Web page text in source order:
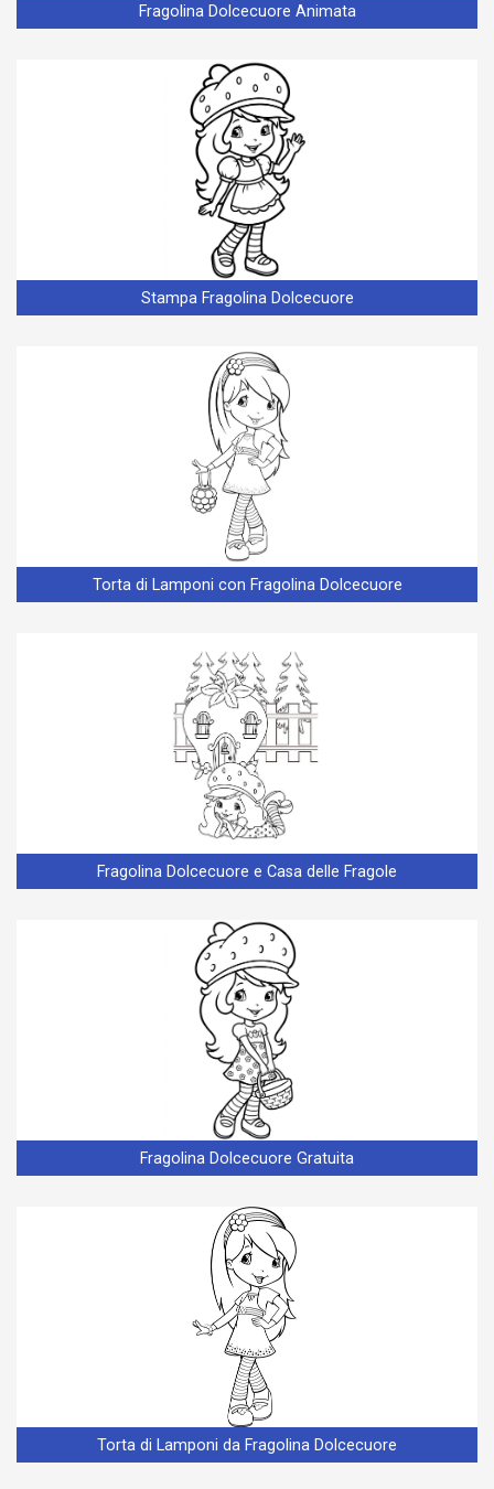
Fragolina Dolcecuore Animata
Stampa Fragolina Dolcecuore
Torta di Lamponi con Fragolina Dolcecuore
Fragolina Dolcecuore e Casa delle Fragole
Fragolina Dolcecuore Gratuita
Torta di Lamponi da Fragolina Dolcecuore